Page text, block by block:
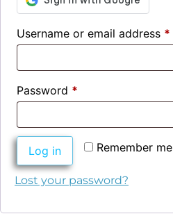
Username or email address *
Password *
Remember me
Log in
Lost your password?